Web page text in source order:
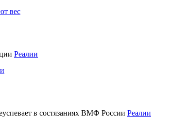
вес
Реалии
Реалии